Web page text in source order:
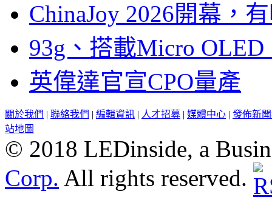
ChinaJoy 2026開幕，
93g、搭載Micro
英偉達官宣CPO量產
關於我們 | 聯絡我們 | 編輯資訊 | 人才招募 | 媒體中心 | 發佈新
站地圖
© 2018 LEDinside, a
Corp. All rights reserved.